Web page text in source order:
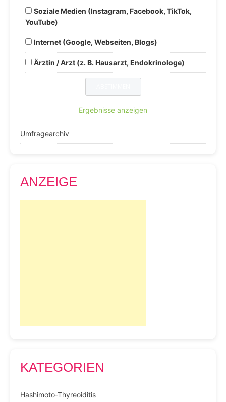
Soziale Medien (Instagram, Facebook, TikTok,
YouTube)
Internet (Google, Webseiten, Blogs)
Ärztin / Arzt (z. B. Hausarzt, Endokrinologe)
Ergebnisse anzeigen
Umfragearchiv
ANZEIGE
KATEGORIEN
Hashimoto-Thyreoiditis